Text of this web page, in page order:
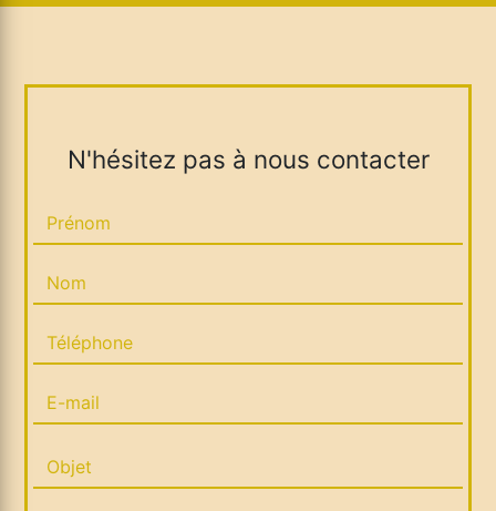
N'hésitez pas à nous contacter